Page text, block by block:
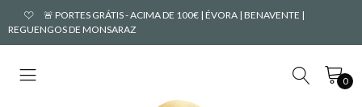
🚨 PORTES GRÁTIS - ACIMA DE 100€ | ÉVORA | BENAVENTE |
REGUENGOS DE MONSARAZ
0